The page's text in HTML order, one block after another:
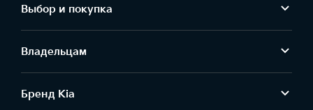
Выбор и покупка
Владельцам
Бренд Kia